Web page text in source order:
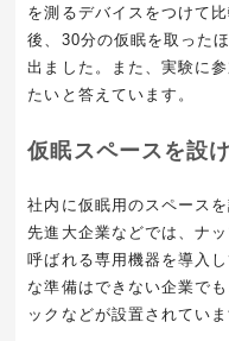
を測るデバイスをつけて
後、30分の仮眠を取った
出ました。また、実験に
たいと答えています。
仮眠スペースを設
社内に仮眠用のスペース
先進大企業などでは、ナ
呼ばれる専用機器を導入
な準備はできない企業で
ックなどが設置されていま